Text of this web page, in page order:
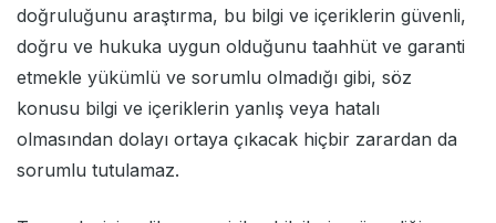
doğruluğunu araştırma, bu bilgi ve içeriklerin güvenli,
doğru ve hukuka uygun olduğunu taahhüt ve garanti
etmekle yükümlü ve sorumlu olmadığı gibi, söz
konusu bilgi ve içeriklerin yanlış veya hatalı
olmasından dolayı ortaya çıkacak hiçbir zarardan da
sorumlu tutulamaz.